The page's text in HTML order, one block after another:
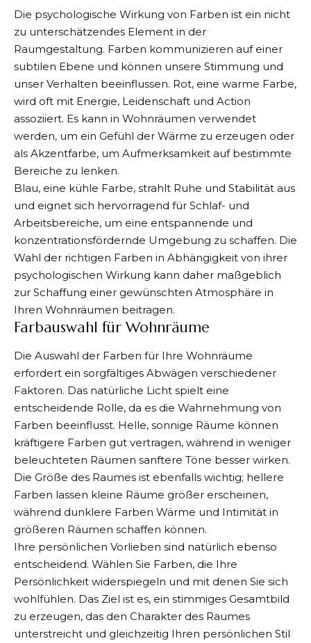
Die psychologische Wirkung von Farben ist ein nicht
zu unterschätzendes Element in der
Raumgestaltung. Farben kommunizieren auf einer
subtilen Ebene und können unsere Stimmung und
unser Verhalten beeinflussen. Rot, eine warme Farbe,
wird oft mit Energie, Leidenschaft und Action
assoziiert. Es kann in Wohnräumen verwendet
werden, um ein Gefühl der Wärme zu erzeugen oder
als Akzentfarbe, um Aufmerksamkeit auf bestimmte
Bereiche zu lenken.
Blau, eine kühle Farbe, strahlt Ruhe und Stabilität aus
und eignet sich hervorragend für Schlaf- und
Arbeitsbereiche, um eine entspannende und
konzentrationsfördernde Umgebung zu schaffen. Die
Wahl der richtigen Farben in Abhängigkeit von ihrer
psychologischen Wirkung kann daher maßgeblich
zur Schaffung einer gewünschten Atmosphäre in
Ihren Wohnräumen beitragen.
Farbauswahl für Wohnräume
Die Auswahl der Farben für Ihre Wohnräume
erfordert ein sorgfältiges Abwägen verschiedener
Faktoren. Das natürliche Licht spielt eine
entscheidende Rolle, da es die Wahrnehmung von
Farben beeinflusst. Helle, sonnige Räume können
kräftigere Farben gut vertragen, während in weniger
beleuchteten Räumen sanftere Töne besser wirken.
Die Größe des Raumes ist ebenfalls wichtig; hellere
Farben lassen kleine Räume größer erscheinen,
während dunklere Farben Wärme und Intimität in
größeren Räumen schaffen können.
Ihre persönlichen Vorlieben sind natürlich ebenso
entscheidend. Wählen Sie Farben, die Ihre
Persönlichkeit widerspiegeln und mit denen Sie sich
wohlfühlen. Das Ziel ist es, ein stimmiges Gesamtbild
zu erzeugen, das den Charakter des Raumes
unterstreicht und gleichzeitig Ihren persönlichen Stil